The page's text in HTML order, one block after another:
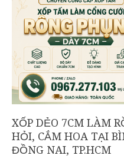
XỐP DẺO 7CM LÀM
HỎI, CẮM HOA TẠI
ĐỒNG NAI, TP.HCM